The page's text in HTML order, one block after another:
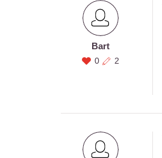
Bart
0 2